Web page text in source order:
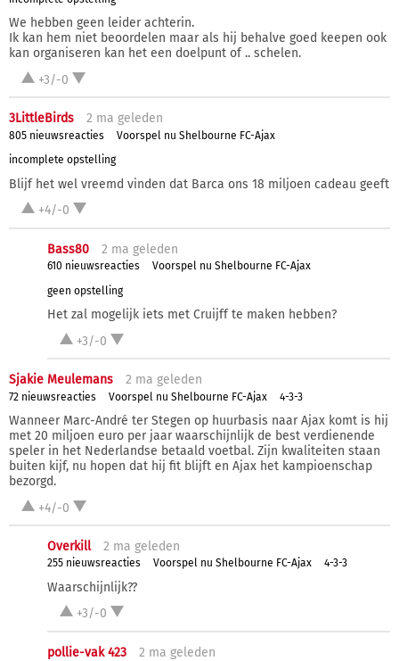
We hebben geen leider achterin.
Ik kan hem niet beoordelen maar als hij behalve goed keepen ook
kan organiseren kan het een doelpunt of .. schelen.
+3/-0
3LittleBirds 2 ma geleden
805 nieuwsreacties
Voorspel nu Shelbourne FC-Ajax
incomplete opstelling
Blijf het wel vreemd vinden dat Barca ons 18 miljoen cadeau geeft
+4/-0
Bass80 2 ma geleden
610 nieuwsreacties
Voorspel nu Shelbourne FC-Ajax
geen opstelling
Het zal mogelijk iets met Cruijff te maken hebben?
+3/-0
Sjakie Meulemans 2 ma geleden
72 nieuwsreacties Voorspel nu Shelbourne FC-Ajax 4-3-3
Wanneer Marc-André ter Stegen op huurbasis naar Ajax komt is hij
met 20 miljoen euro per jaar waarschijnlijk de best verdienende
speler in het Nederlandse betaald voetbal. Zijn kwaliteiten staan
buiten kijf, nu hopen dat hij fit blijft en Ajax het kampioenschap
bezorgd.
+4/-0
Overkill 2 ma geleden
255 nieuwsreacties Voorspel nu Shelbourne FC-Ajax 4-3-3
Waarschijnlijk??
+3/-0
pollie-vak 423 2 ma geleden